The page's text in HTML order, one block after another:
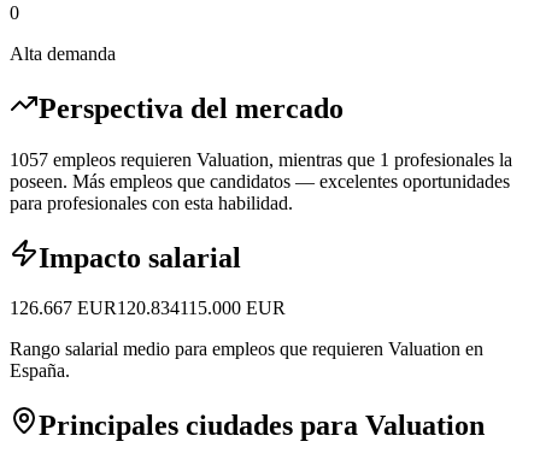
0
Alta demanda
Perspectiva del mercado
1057 empleos requieren Valuation, mientras que 1 profesionales la
poseen. Más empleos que candidatos — excelentes oportunidades
para profesionales con esta habilidad.
Impacto salarial
126.667 EUR120.834115.000 EUR
Rango salarial medio para empleos que requieren Valuation en
España.
Principales ciudades para Valuation